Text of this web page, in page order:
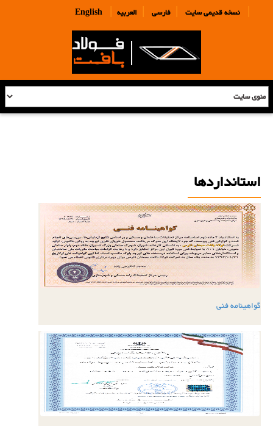
English | نسخه قدیمی سایت| فارسی| العربیه |
استانداردها
گواهینامه فنی